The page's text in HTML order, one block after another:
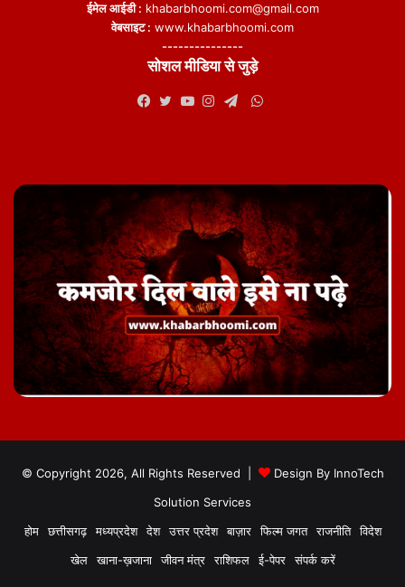
ईमेल आईडी : khabarbhoomi.com@gmail.com
वेबसाइट : www.khabarbhoomi.com
---------------
सोशल मीडिया से जुड़े
WhatsApp
© Copyright 2026, All Rights Reserved | Design By InnoTech
Solution Services
होम
छत्तीसगढ़ मध्यप्रदेश देश उत्तर प्रदेश बाज़ार फिल्म जगत राजनीति
विदेश
खेल
खाना-ख़जाना जीवन मंत्र राशिफल ई-पेपर संपर्क करें